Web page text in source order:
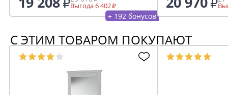
Выгода 6 402
+ 192 бонусов
С ЭТИМ ТОВАРОМ ПОКУПАЮТ